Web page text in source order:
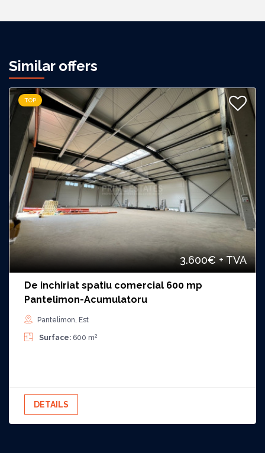
Similar offers
TOP
3.600€+ TVA
De inchiriat spatiu comercial 600 mp
Pantelimon-Acumulatoru
Pantelimon, Est
Surface: 600 m2
DETAILS